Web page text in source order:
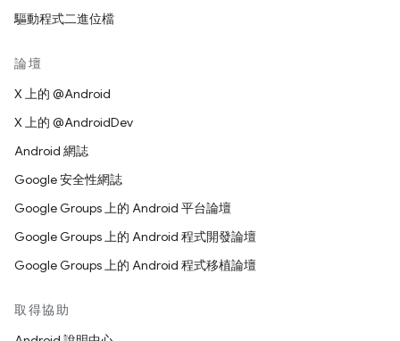
驅動程式二進位檔
論壇
X 上的 @Android
X 上的 @AndroidDev
Android 網誌
Google 安全性網誌
Google Groups 上的 Android 平台論壇
Google Groups 上的 Android 程式開發論壇
Google Groups 上的 Android 程式移植論壇
取得協助